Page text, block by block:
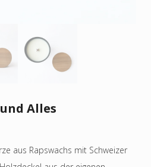
Alles
aus Rapswachs mit Schweizer